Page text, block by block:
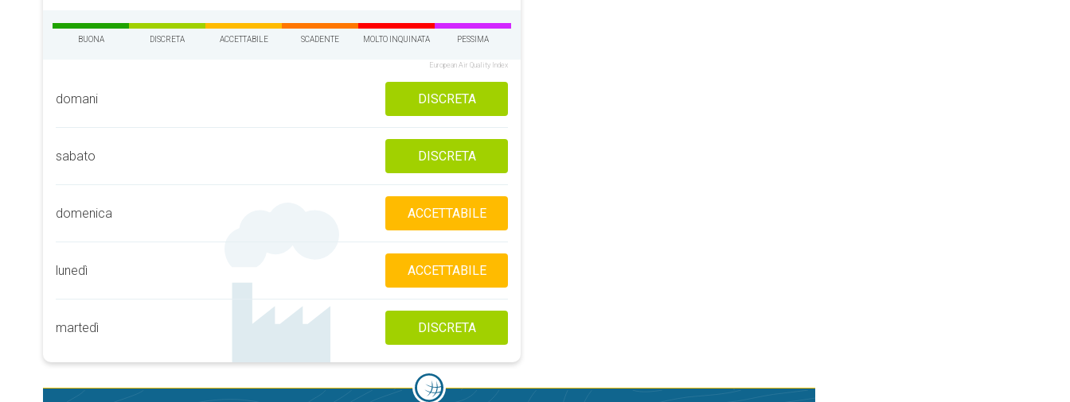
BUONA DISCRETA ACCETTABILE SCADENTE MOLTO INQUINATA PESSIMA
European Air Quality Index
domani DISCRETA
sabato DISCRETA
domenica ACCETTABILE
lunedì ACCETTABILE
martedì DISCRETA